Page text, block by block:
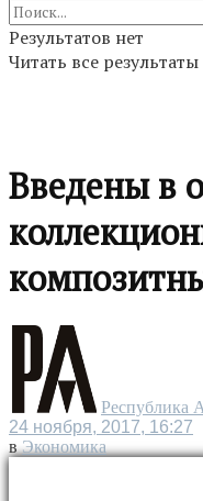
Результатов нет
Читать все результаты
Введены в
Республика
24 ноября, 2017, 16:27
в Экономика